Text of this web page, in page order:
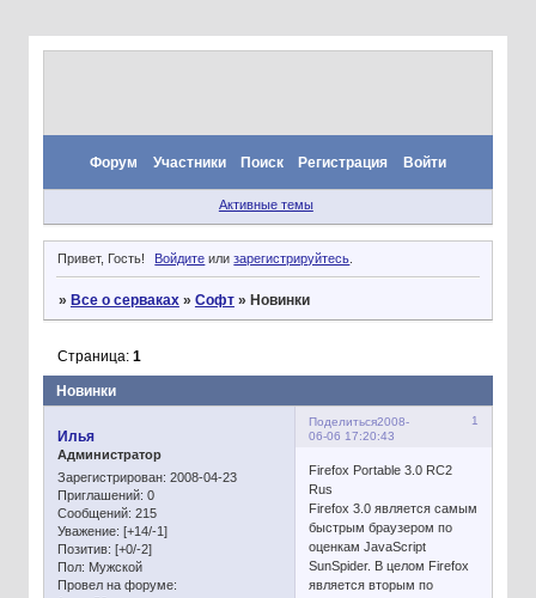
Форум Участники Поиск Регистрация Войти
Активные темы
Привет, Гость! Войдите илизарегистрируйтесь.
» Все о серваках » Софт » Новинки
Новинки
Страница: 1
Поделиться 1
2008-
06-06 17:20:43
Илья
Администратор
Зарегистрирован: 2008-04-23
Приглашений: 0
Сообщений: 215
Уважение: [+14/-1]
Позитив: [+0/-2]
Пол: Мужской
Провел на форуме:
Firefox Portable 3.0 RC2
Rus
Firefox 3.0 является самым
быстрым браузером по
оценкам JavaScript
SunSpider. В целом Firefox
является вторым по